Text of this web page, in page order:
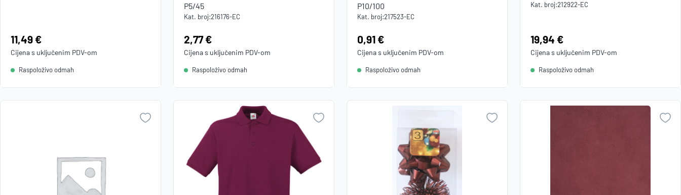
Cijena:
11,49 €
Cijena s uključenim PDV-om
Raspoloživo odmah
P5/45
Kat. broj:216176-EC
Cijena:
2,77 €
Cijena s uključenim PDV-om
Raspoloživo odmah
P10/100
Kat. broj:217523-EC
Cijena:
0,91 €
Cijena s uključenim PDV-om
Raspoloživo odmah
Kat. broj:212922-EC
Cijena:
19,94 €
Cijena s uključenim PDV-om
Raspoloživo odmah